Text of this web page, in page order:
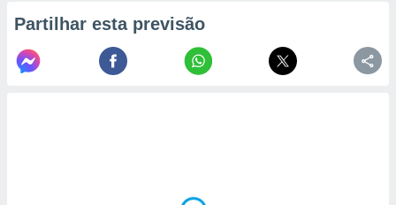
Partilhar esta previsão